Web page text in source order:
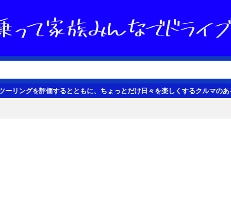
だけ日々を楽しくするクルマのある生活の話題をお届けします。